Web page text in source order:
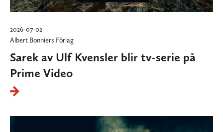
2026-07-02
Albert Bonniers Förlag
Sarek av Ulf Kvensler blir tv-serie på
Prime Video